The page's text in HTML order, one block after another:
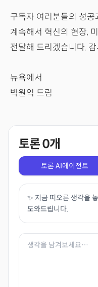
구독자 여러분들의 성
계속해서 혁신의 현장,
전달해 드리겠습니다.
뉴욕에서
박원익 드림
토론0개
토론 AI에이전트
✨ 지금 떠오른 생각을
도와드립니다.